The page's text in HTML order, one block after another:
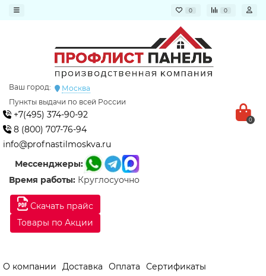
0 0
Скачать прайс
Товары по Акции
Ваш город:
Москва
Пункты выдачи по всей России
+7(495) 374-90-92
8 (800) 707-76-94
info@profnastilmoskva.ru
Мессенджеры:
Время работы: Круглосуочно
0
О компании Доставка Оплата
Сертификаты